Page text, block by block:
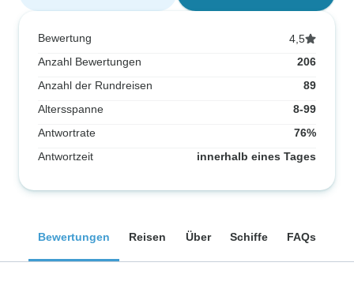
Bewertung
4,5
Anzahl Bewertungen
206
Anzahl der Rundreisen
89
Altersspanne
8-99
Antwortrate
76%
Antwortzeit
innerhalb eines Tages
Bewertungen Reisen Über Schiffe FAQs